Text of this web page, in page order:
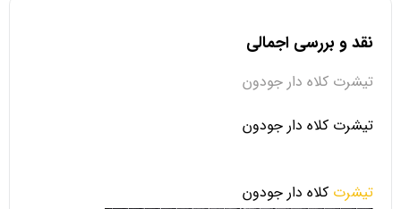
نقد و بررسی اجمالی
تیشرت کلاه دار جودون
تیشرت کلاه دار جودون
تیشرت کلاه دار جودون